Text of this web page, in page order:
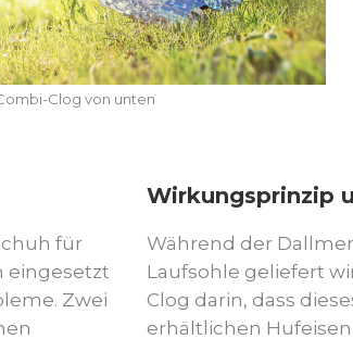
Clog von unten
für
eingesetzt
Zwei
Wirkungsprinzip
Während der
Laufsohle geliefert
Clog darin, dass
erhältlichen